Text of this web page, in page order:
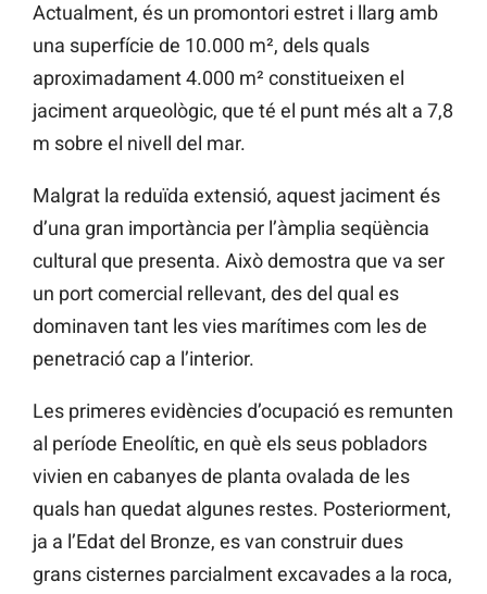
Actualment, és un promontori estret i llarg amb
una superfície de 10.000 m², dels quals
aproximadament 4.000 m² constitueixen el
jaciment arqueològic, que té el punt més alt a 7,8
m sobre el nivell del mar.
Malgrat la reduïda extensió, aquest jaciment és
d’una gran importància per l’àmplia seqüència
cultural que presenta. Això demostra que va ser
un port comercial rellevant, des del qual es
dominaven tant les vies marítimes com les de
penetració cap a l’interior.
Les primeres evidències d’ocupació es remunten
al període Eneolític, en què els seus pobladors
vivien en cabanyes de planta ovalada de les
quals han quedat algunes restes. Posteriorment,
ja a l’Edat del Bronze, es van construir dues
grans cisternes parcialment excavades a la roca,